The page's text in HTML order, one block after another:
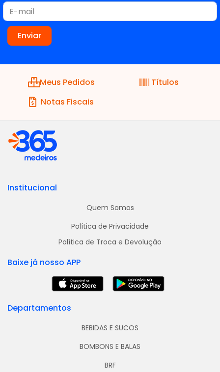
Meus Pedidos
Títulos
Notas Fiscais
Institucional
Quem Somos
Política de Privacidade
Política de Troca e Devolução
Baixe já nosso APP
Departamentos
BEBIDAS E SUCOS
BOMBONS E BALAS
BRF